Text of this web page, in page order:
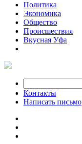
Политика
Экономика
Общество
Происшествия
Вкусная Уфа
Контакты
Написать письмо